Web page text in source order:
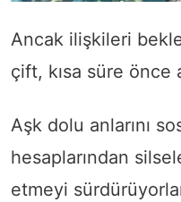
Ancak ilişkileri
çift, kısa süre önce
Aşk dolu anlarını
hesaplarından
etmeyi